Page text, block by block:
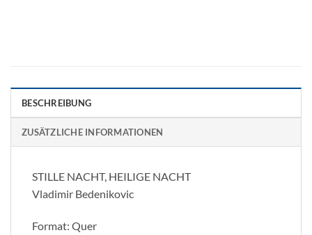
BESCHREIBUNG
ZUSÄTZLICHE INFORMATIONEN
STILLE NACHT, HEILIGE NACHT
Vladimir Bedenikovic
Format: Quer